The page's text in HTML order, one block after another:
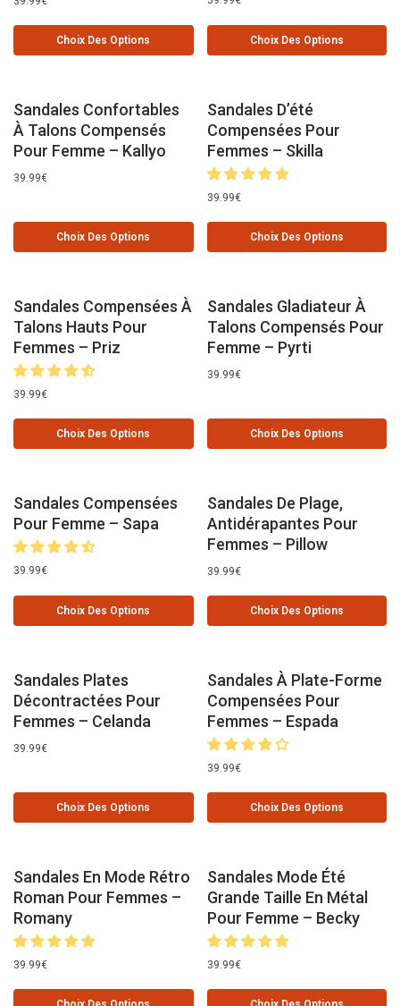
Choix Des Options Choix Des Options
Sandales Confortables
À Talons Compensés
Pour Femme – Kallyo
39.99€
Choix Des Options
Sandales D’été
Compensées Pour
Femmes – Skilla
39.99€
Choix Des Options
Sandales Compensées À
Talons Hauts Pour
Femmes – Priz
39.99€
Choix Des Options
Sandales Gladiateur À
Talons Compensés Pour
Femme – Pyrti
39.99€
Choix Des Options
Sandales Compensées
Pour Femme – Sapa
39.99€
Choix Des Options
Sandales De Plage,
Antidérapantes Pour
Femmes – Pillow
39.99€
Choix Des Options
Sandales Plates
Décontractées Pour
Femmes – Celanda
39.99€
Choix Des Options
Sandales À Plate-Forme
Compensées Pour
Femmes – Espada
39.99€
Choix Des Options
Sandales En Mode Rétro
Roman Pour Femmes –
Romany
39.99€
Sandales Mode Été
Grande Taille En Métal
Pour Femme – Becky
39.99€